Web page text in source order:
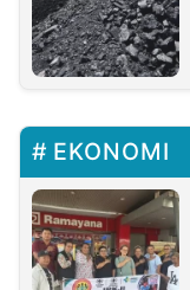
EKONOMI